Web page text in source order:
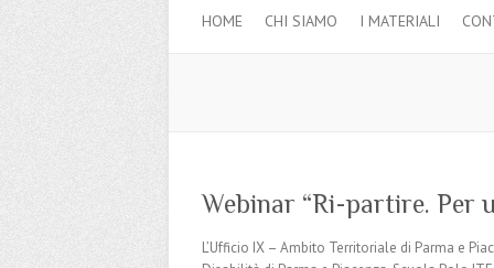
HOME CHI SIAMO I MATERIALI
Webinar “Ri-partire. Per
L’Ufficio IX – Ambito Territoriale di Parma e